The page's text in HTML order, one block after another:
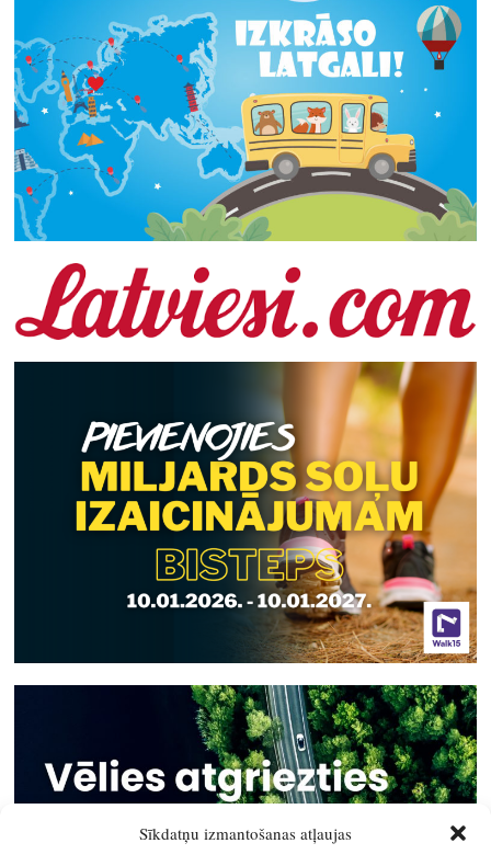
Sīkdatņu izmantošanas atļaujas